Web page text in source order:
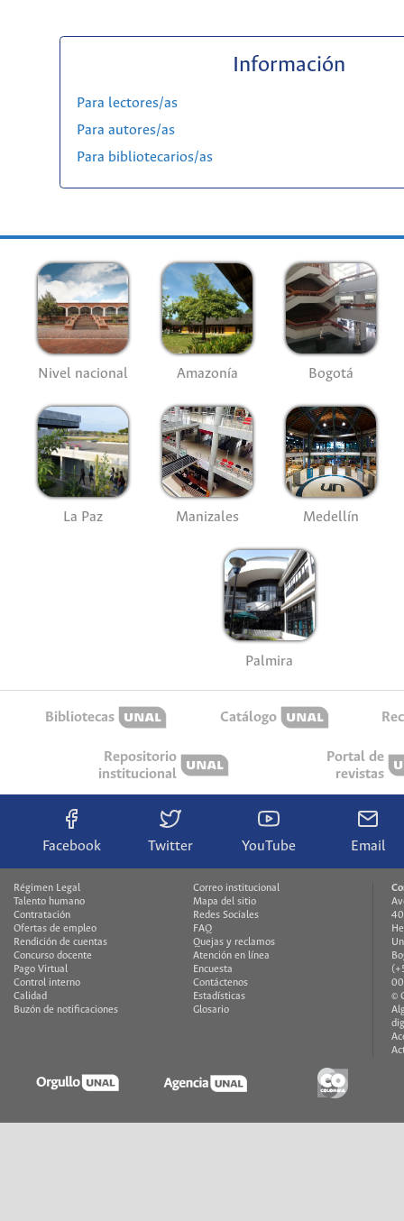
Información
Para lectores/as
Para autores/as
Para bibliotecarios/as
Nivel nacional Amazonía Bogotá
La Paz Manizales Medellín
Palmira
Bibliotecas Catálogo
Repositorio
institucional
Portal de
revistas
Facebook Twitter YouTube Email
Régimen Legal
Talento humano
Contratación
Ofertas de empleo
Rendición de cuentas
Concurso docente
Pago Virtual
Control interno
Calidad
Buzón de notificaciones
Correo institucional
Mapa del sitio
Redes Sociales
FAQ
Quejas y reclamos
Atención en línea
Encuesta
Contáctenos
Estadísticas
Glosario
©